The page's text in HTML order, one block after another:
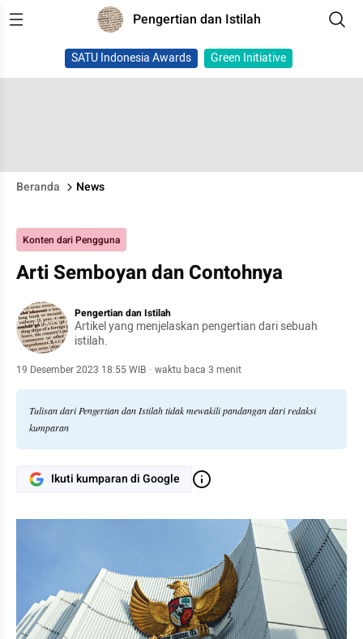
Pengertian dan Istilah
SATU Indonesia Awards Green Initiative
Beranda News
Konten dari Pengguna
Arti Semboyan dan Contohnya
Pengertian dan Istilah
Artikel yang menjelaskan pengertian dari sebuah
istilah.
19 Desember 2023 18:55 WIB · waktu baca 3 menit
Tulisan dari Pengertian dan Istilah tidak mewakili pandangan dari redaksi
kumparan
Ikuti kumparan di Google